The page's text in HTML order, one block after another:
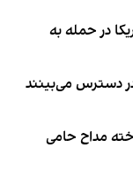
در حمله به
دسترس می‌بینند
مداح حامی